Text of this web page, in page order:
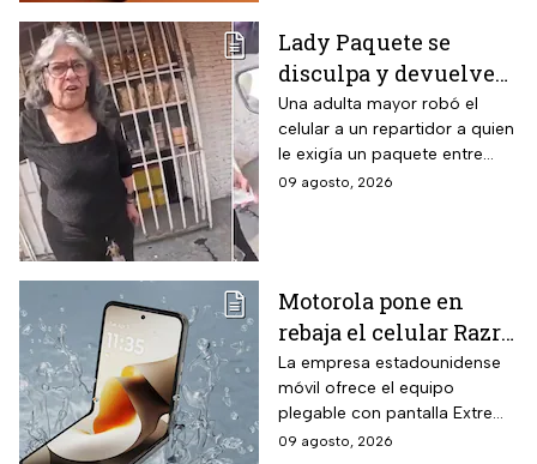
Lady Paquete se
disculpa y devuelve
celular que robó a
repartidor en
Coacalco: “Tuvo un
arranque”
Una adulta mayor robó el
celular a un repartidor a quien
le exigía un paquete entre
gritos y reclamos.
09 agosto, 2026
Motorola pone en
rebaja el celular Razr
70 plegable de 256 GB
con 16% de descuento
y hasta 18 MSI
La empresa estadounidense
móvil ofrece el equipo
plegable con pantalla Extreme
AMOLED y cámaras de 50 MP
09 agosto, 2026